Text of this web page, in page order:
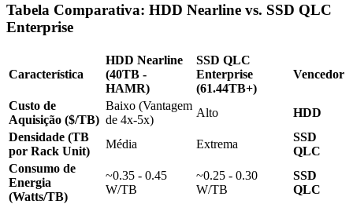
Tabela Comparativa: HDD Nearline vs. SSD QLC
Enterprise
Característica
HDD Nearline
(40TB -
HAMR)
SSD QLC
Enterprise
(61.44TB+)
Vencedor
Custo de
Aquisição ($/TB)
Baixo (Vantagem
de 4x-5x)
Alto
HDD
Densidade (TB
por Rack Unit)
Média Extrema
SSD
QLC
Consumo de
Energia
(Watts/TB)
~0.35 - 0.45
W/TB
~0.25 - 0.30
W/TB
SSD
QLC